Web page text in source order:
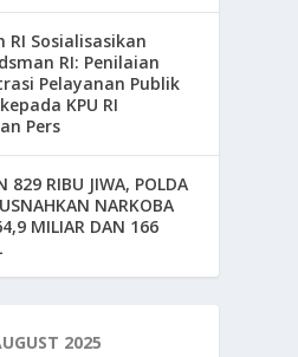
RI Sosialisasikan
RI: Penilaian
Pelayanan Publik
KPU RI
Pers
829 RIBU JIWA, POLDA
NARKOBA
MILIAR DAN 166
2025